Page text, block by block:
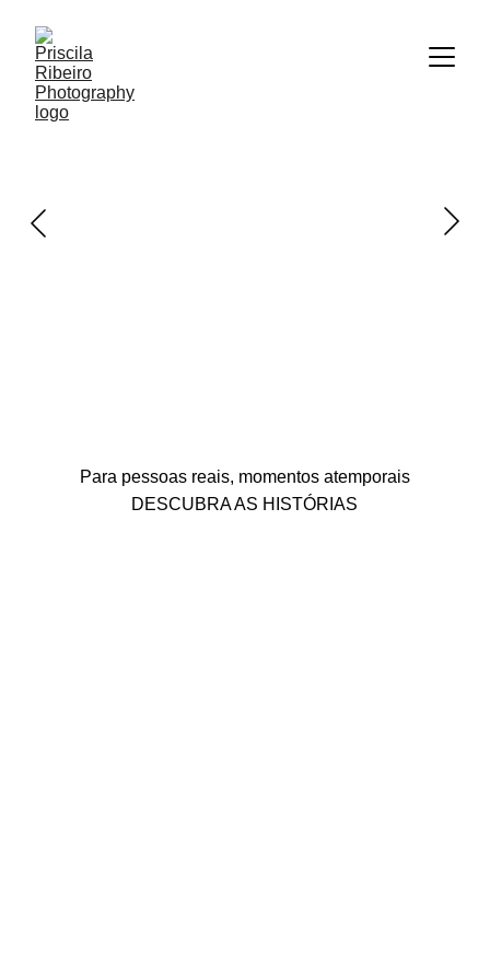
Para pessoas reais, momentos atemporais
DESCUBRA AS HISTÓRIAS